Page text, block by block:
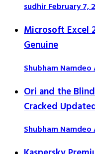
sudhirFebruary 7,
Microsoft Excel
Genuine
Shubham Namdeo
Ori and the
Cracked
Shubham Namdeo